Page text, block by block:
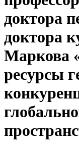
доктора
доктора
Маркова
ресурсы